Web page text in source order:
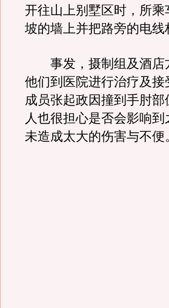
开往山上别墅区时，所
坡的墙上并把路旁的电线
事发，摄制组及酒店
他们到医院进行治疗及
成员张起政因撞到手肘
人也很担心是否会影响
未造成太大的伤害与不便